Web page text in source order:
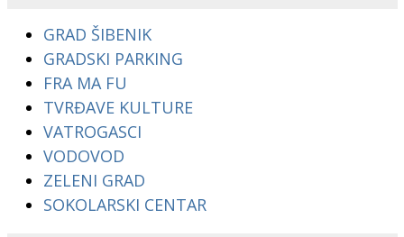
GRAD ŠIBENIK
GRADSKI PARKING
FRA MA FU
TVRĐAVE KULTURE
VATROGASCI
VODOVOD
ZELENI GRAD
SOKOLARSKI CENTAR